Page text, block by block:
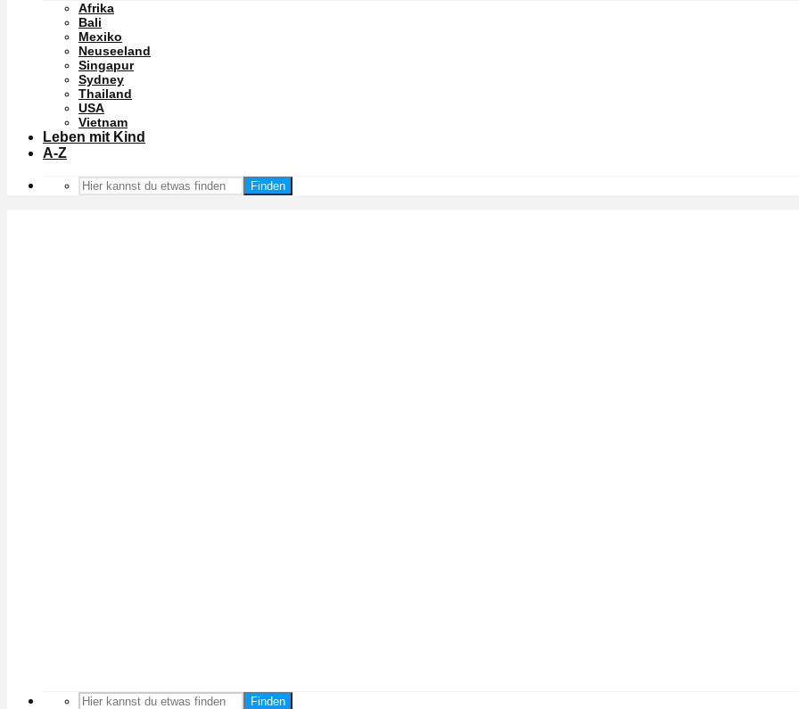
Afrika
Bali
Mexiko
Neuseeland
Singapur
Sydney
Thailand
USA
Vietnam
Leben mit Kind
A-Z
Finden
Finden